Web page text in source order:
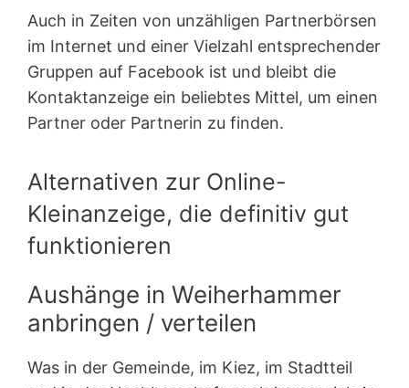
Auch in Zeiten von unzähligen Partnerbörsen
im Internet und einer Vielzahl entsprechender
Gruppen auf Facebook ist und bleibt die
Kontaktanzeige ein beliebtes Mittel, um einen
Partner oder Partnerin zu finden.
Alternativen zur Online-
Kleinanzeige, die definitiv gut
funktionieren
Aushänge in Weiherhammer
anbringen / verteilen
Was in der Gemeinde, im Kiez, im Stadtteil